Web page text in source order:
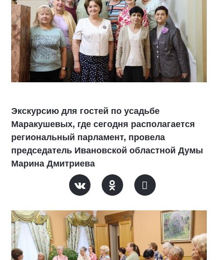
Экскурсию для гостей по усадьбе
Маракушевых, где сегодня располагается
региональный парламент, провела
председатель Ивановской областной Думы
Марина Дмитриева